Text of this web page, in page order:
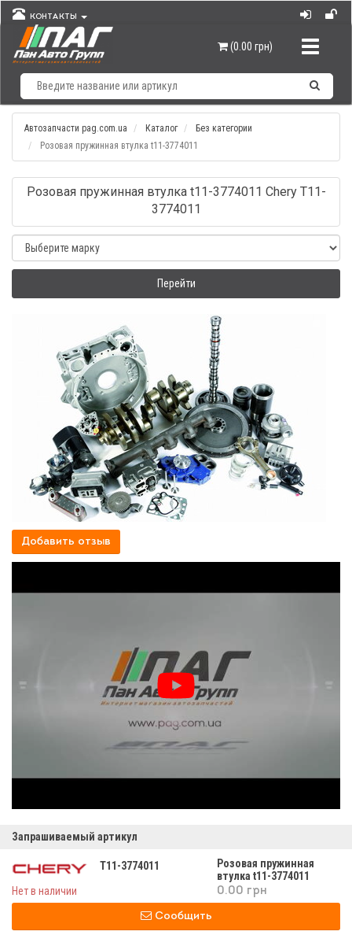
КОНТАКТЫ
(0.00 грн)
Автозапчасти pag.com.ua Каталог
Без категории
Розовая пружинная втулка t11-3774011
Розовая пружинная втулка t11-3774011 Chery T11-
3774011
Перейти
Добавить отзыв
Запрашиваемый артикул
T11-3774011
Розовая пружинная
втулка t11-3774011
Нет в наличии
0.00 грн
Сообщить